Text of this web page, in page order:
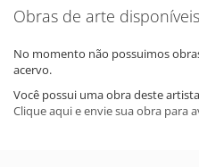
Obras de arte disponíveis
No momento não possuimos
acervo.
Você possui uma obra deste
Clique aqui e envie sua obra para